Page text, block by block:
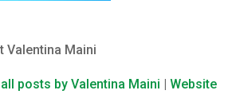
Valentina Maini
posts by Valentina Maini |Website